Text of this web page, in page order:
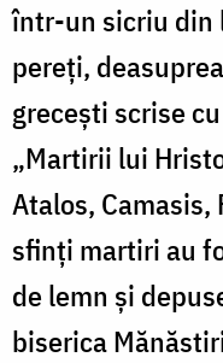
într-un sicriu din
pereți,
grecești scrise
„Martirii lui
Atalos, Camasis,
sfinți martiri au
de lemn și
biserica